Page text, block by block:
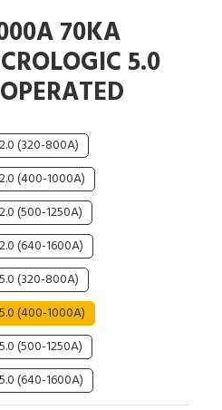
Controller
70KA
5.0
(320-800A)
(400-1000A)
(500-1250A)
(640-1600A)
(320-800A)
(400-1000A)
(500-1250A)
(640-1600A)